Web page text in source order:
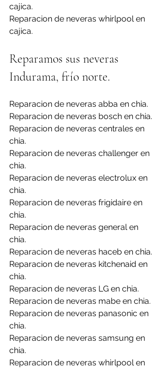
cajica.
Reparacion de neveras whirlpool en
cajica.
Reparamos sus neveras
Indurama, frío norte.
Reparacion de neveras abba en chia.
Reparacion de neveras bosch en chia.
Reparacion de neveras centrales en
chia.
Reparacion de neveras challenger en
chia.
Reparacion de neveras electrolux en
chia.
Reparacion de neveras frigidaire en
chia.
Reparacion de neveras general en
chia.
Reparacion de neveras haceb en chia.
Reparacion de neveras kitchenaid en
chia.
Reparacion de neveras LG en chia.
Reparacion de neveras mabe en chia.
Reparacion de neveras panasonic en
chia.
Reparacion de neveras samsung en
chia.
Reparacion de neveras whirlpool en